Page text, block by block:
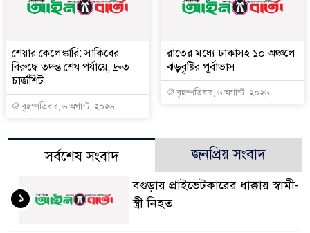
শেয়ার কেলেঙ্কারি: সাকিবের
বিরুদ্ধে তদন্ত শেষ পর্যায়ে, দ্রুত
চার্জশিট
বৃহস্পতিবার, ৬ অগাস্ট, ২০২৬
রাতের মধ্যে ঢাকাসহ ১০ অঞ্চলে
ঝড়বৃষ্টির পূর্বাভাস
বৃহস্পতিবার, ৬ অগাস্ট, ২০২৬
সর্বশেষ সংবাদ জনপ্রিয় সংবাদ
বগুড়ায় প্রাইভেটকারের ধাক্কায় স্বামী-
স্ত্রী নিহত
১